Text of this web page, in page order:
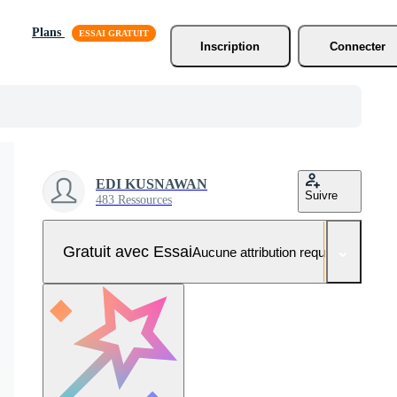
Plans
Inscription
Connecter
EDI KUSNAWAN
483 Ressources Suivre
Gratuit avec EssaiAucune attribution requise